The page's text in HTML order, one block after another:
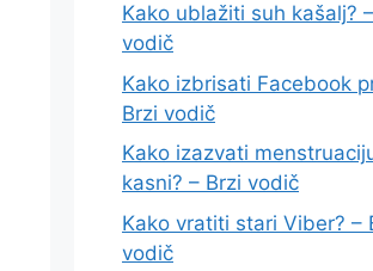
Kako ublažiti suh kašalj?
vodič
Kako izbrisati Facebook
Brzi vodič
Kako izazvati
kasni? – Brzi vodič
Kako vratiti stari Viber? –
vodič